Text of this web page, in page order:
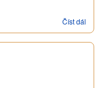
Číst dál